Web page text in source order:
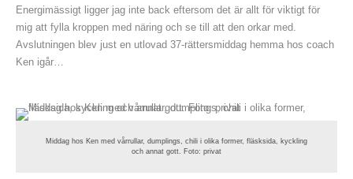
Energimässigt ligger jag inte back eftersom det är allt för viktigt för
mig att fylla kroppen med näring och se till att den orkar med.
Avslutningen blev just en utlovad 37-rättersmiddag hemma hos coach
Ken igår…
Middag hos Ken med vårrullar, dumplings, chili i olika former, fläsksida, kyckling
och annat gott. Foto: privat